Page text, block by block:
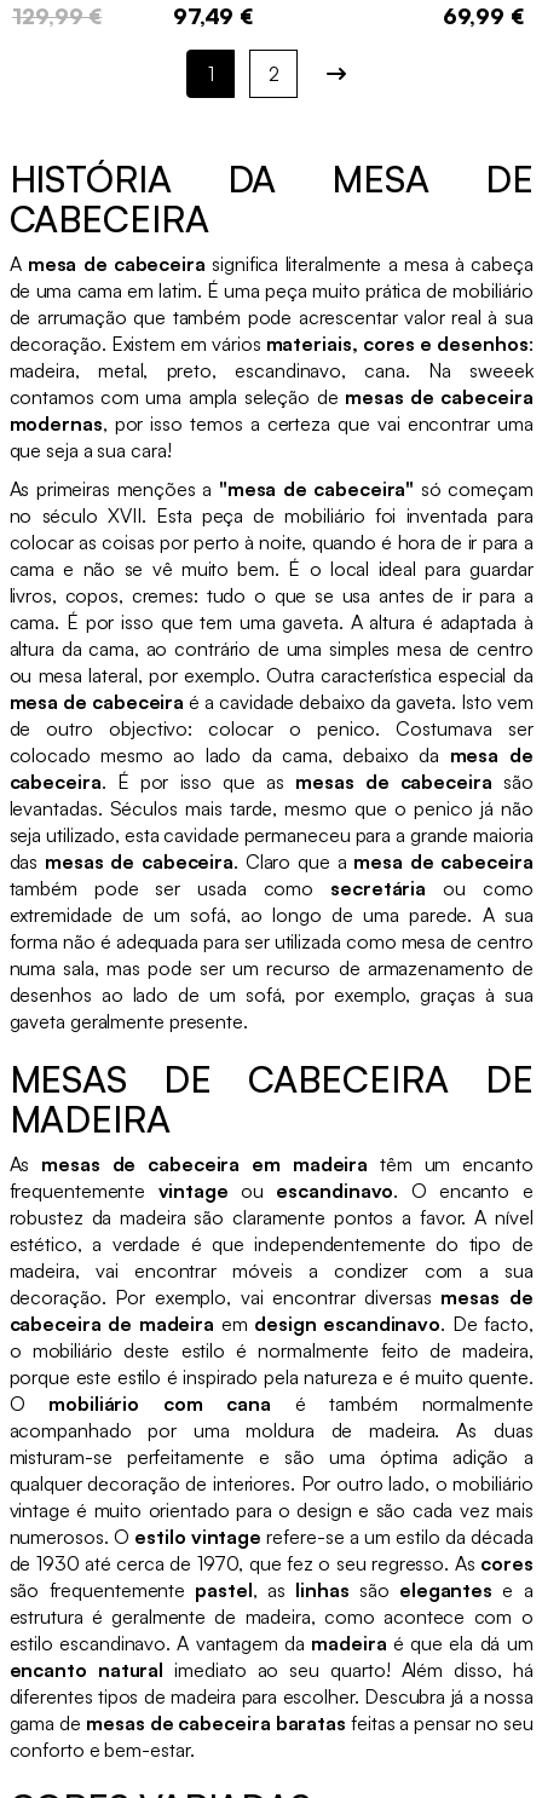
129,99 € 97,49 € 69,99 €
1 2
HISTÓRIA DA MESA DE
CABECEIRA
A mesa de cabeceira significa literalmente a mesa à cabeça
de uma cama em latim. É uma peça muito prática de mobiliário
de arrumação que também pode acrescentar valor real à sua
decoração. Existem em vários materiais, cores e desenhos:
madeira, metal, preto, escandinavo, cana. Na sweeek
contamos com uma ampla seleção de mesas de cabeceira
modernas, por isso temos a certeza que vai encontrar uma
que seja a sua cara!
As primeiras menções a "mesa de cabeceira" só começam
no século XVII. Esta peça de mobiliário foi inventada para
colocar as coisas por perto à noite, quando é hora de ir para a
cama e não se vê muito bem. É o local ideal para guardar
livros, copos, cremes: tudo o que se usa antes de ir para a
cama. É por isso que tem uma gaveta. A altura é adaptada à
altura da cama, ao contrário de uma simples mesa de centro
ou mesa lateral, por exemplo. Outra característica especial da
mesa de cabeceira é a cavidade debaixo da gaveta. Isto vem
de outro objectivo: colocar o penico. Costumava ser
colocado mesmo ao lado da cama, debaixo da mesa de
cabeceira. É por isso que as mesas de cabeceira são
levantadas. Séculos mais tarde, mesmo que o penico já não
seja utilizado, esta cavidade permaneceu para a grande maioria
das mesas de cabeceira. Claro que a mesa de cabeceira
também pode ser usada como secretária ou como
extremidade de um sofá, ao longo de uma parede. A sua
forma não é adequada para ser utilizada como mesa de centro
numa sala, mas pode ser um recurso de armazenamento de
desenhos ao lado de um sofá, por exemplo, graças à sua
gaveta geralmente presente.
MESAS DE CABECEIRA DE
MADEIRA
As mesas de cabeceira em madeira têm um encanto
frequentemente vintage ou escandinavo. O encanto e
robustez da madeira são claramente pontos a favor. A nível
estético, a verdade é que independentemente do tipo de
madeira, vai encontrar móveis a condizer com a sua
decoração. Por exemplo, vai encontrar diversas mesas de
cabeceira de madeira em design escandinavo. De facto,
o mobiliário deste estilo é normalmente feito de madeira,
porque este estilo é inspirado pela natureza e é muito quente.
O mobiliário com cana é também normalmente
acompanhado por uma moldura de madeira. As duas
misturam-se perfeitamente e são uma óptima adição a
qualquer decoração de interiores. Por outro lado, o mobiliário
vintage é muito orientado para o design e são cada vez mais
numerosos. O estilo vintage refere-se a um estilo da década
de 1930 até cerca de 1970, que fez o seu regresso. As cores
são frequentemente pastel, as linhas são elegantes e a
estrutura é geralmente de madeira, como acontece com o
estilo escandinavo. A vantagem da madeira é que ela dá um
encanto natural imediato ao seu quarto! Além disso, há
diferentes tipos de madeira para escolher. Descubra já a nossa
gama de mesas de cabeceira baratas feitas a pensar no seu
conforto e bem-estar.